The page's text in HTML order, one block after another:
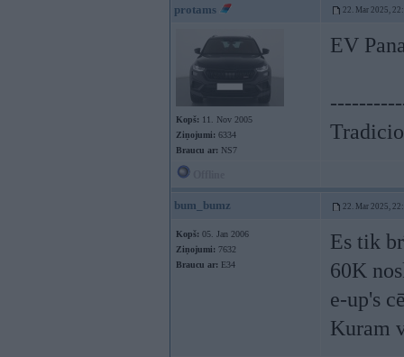
protams 22. Mar 2025,
Kopš: 11. Nov 2005
Ziņojumi: 6334
Braucu ar: NS7
EV
bum_bumz 22. Mar 2025,
Kopš: 05. Jan 2006
Ziņojumi: 7632
Braucu ar: E34
Es tik
60K
e-up's
Kuram